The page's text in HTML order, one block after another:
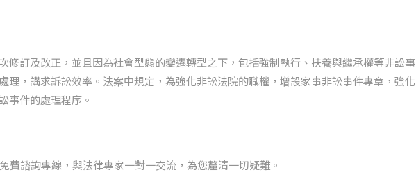
修訂及改正，並且因為社會型態的變遷轉型之下，包括強制執行、扶養與繼承權等非訟事
理，講求訴訟效率。法案中規定，為強化非訟法院的職權，增設家事非訟事件專章，強化
事件的處理程序。
費諮詢專線，與法律專家一對一交流，為您釐清一切疑難。